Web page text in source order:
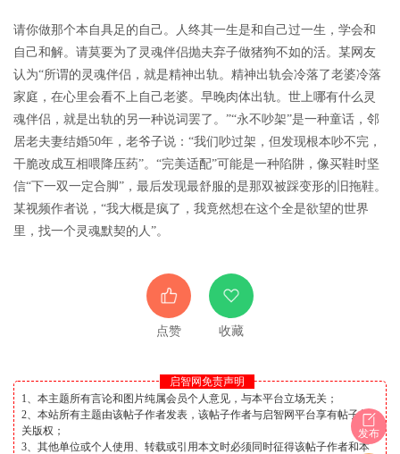
请你做那个本自具足的自己。人终其一生是和自己过一生，学会和
自己和解。请莫要为了灵魂伴侣抛夫弃子做猪狗不如的活。某网友
认为“所谓的灵魂伴侣，就是精神出轨。精神出轨会冷落了老婆冷落
家庭，在心里会看不上自己老婆。早晚肉体出轨。世上哪有什么灵
魂伴侣，就是出轨的另一种说词罢了。”“永不吵架”是一种童话，邻
居老夫妻结婚50年，老爷子说：“我们吵过架，但发现根本吵不完，
干脆改成互相喂降压药”。“完美适配”可能是一种陷阱，像买鞋时坚
信“下一双一定合脚”，最后发现最舒服的是那双被踩变形的旧拖鞋。
某视频作者说，“我大概是疯了，我竟然想在这个全是欲望的世界
里，找一个灵魂默契的人”。
点赞 收藏
启智网免责声明
1、本主题所有言论和图片纯属会员个人意见，与本平台立场无关；
2、本站所有主题由该帖子作者发表，该帖子作者与启智网平台享有帖子相
关版权；
3、其他单位或个人使用、转载或引用本文时必须同时征得该帖子作者和本
发布